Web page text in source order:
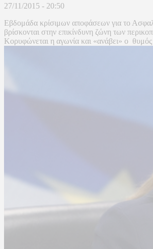
27/11/2015 - 20:50
Εβδομάδα κρίσιμων αποφάσεων για το
βρίσκονται στην επικίνδυνη ζώνη των
Κορυφώνεται η αγωνία και «ανάβει» ο